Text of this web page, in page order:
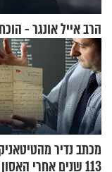
הרב אייל אונגר -
מכתב נדיר
113 שנים אחרי האסון